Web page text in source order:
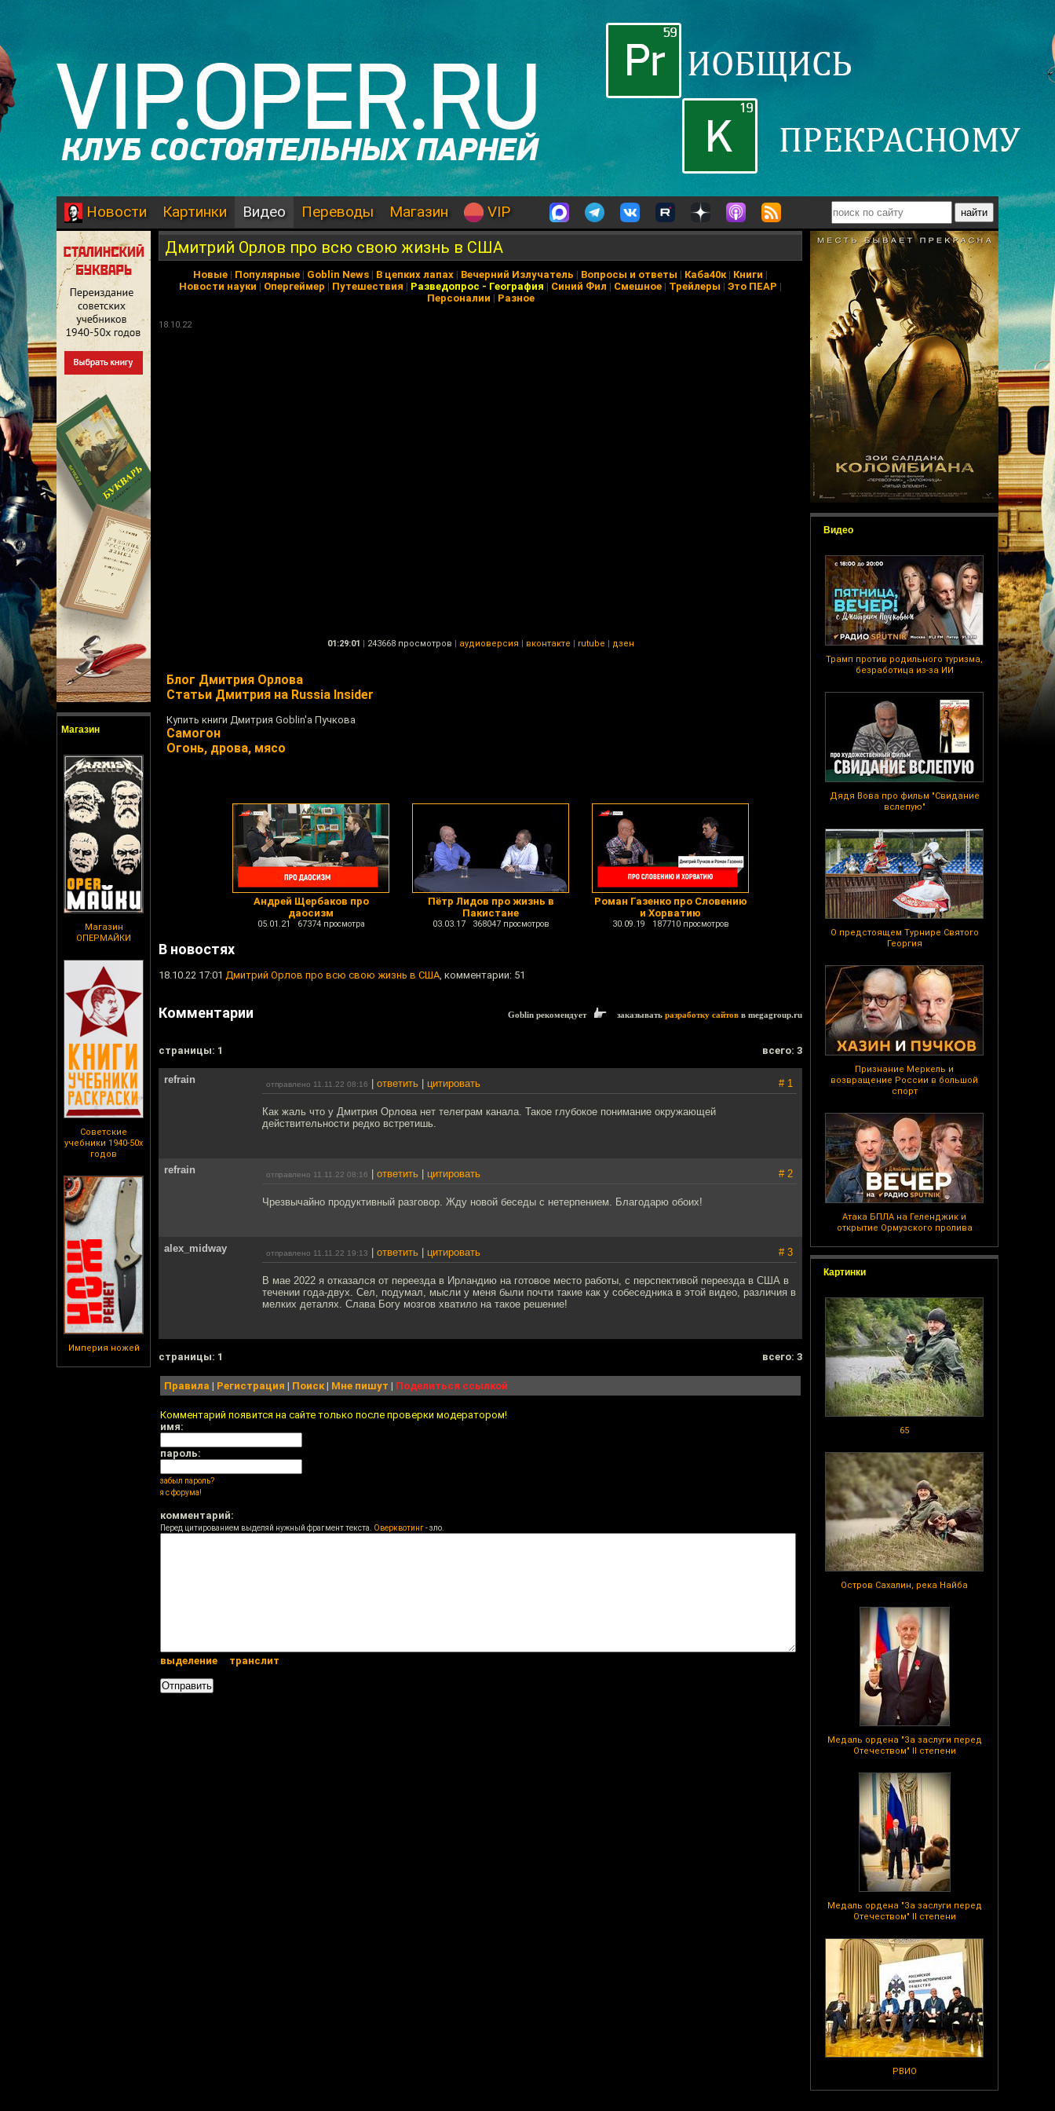
Новости Картинки Видео Переводы Магазин VIP
Магазин
Магазин
ОПЕРМАЙКИ
Советские
учебники 1940-50х
годов
Империя ножей
Видео
Трамп против родильного туризма,
безработица из-за ИИ
Дядя Вова про фильм "Свидание
вслепую"
О предстоящем Турнире Святого
Георгия
Признание Меркель и
возвращение России в большой
спорт
Атака БПЛА на Геленджик и
открытие Ормузского пролива
Картинки
65
Остров Сахалин, река Найба
Медаль ордена "За заслуги перед
Отечеством" II степени
Медаль ордена "За заслуги перед
Отечеством" II степени
РВИО
Дмитрий Орлов про всю свою жизнь в США
Новые | Популярные | Goblin News | В цепких лапах | Вечерний Излучатель | Вопросы и ответы | Каба40к| Книги |
Новости науки | Опергеймер | Путешествия | Разведопрос - География | Синий Фил | Смешное | Трейлеры | Это ПЕАР |
Персоналии | Разное
18.10.22
01:29:01 | 243668 просмотров | аудиоверсия | вконтакте | rutube | дзен
Блог Дмитрия Орлова
Статьи Дмитрия на Russia Insider
Купить книги Дмитрия Goblin'а Пучкова
Самогон
Огонь, дрова, мясо
Андрей Щербаков про
даосизм
05.01.21 67374 просмотра
Пётр Лидов про жизнь в
Пакистане
03.03.17 368047 просмотров
Роман Газенко про Словению
и Хорватию
30.09.19 187710 просмотров
В новостях
18.10.22 17:01 Дмитрий Орлов про всю свою жизнь в США, комментарии: 51
Комментарии Goblin рекомендует заказывать разработку сайтов в megagroup.ru
cтраницы: 1 всего: 3
refrain отправлено 11.11.22 08:16 ответить цитировать # 1
Как жаль что у Дмитрия Орлова нет телеграм канала. Такое глубокое понимание окружающей
действительности редко встретишь.
refrain отправлено 11.11.22 08:16 ответить цитировать # 2
Чрезвычайно продуктивный разговор. Жду новой беседы с нетерпением. Благодарю обоих!
alex_midway отправлено 11.11.22 19:13 ответить цитировать # 3
В мае 2022 я отказался от переезда в Ирландию на готовое место работы, с перспективой переезда в США в
течении года-двух. Сел, подумал, мысли у меня были почти такие как у собеседника в этой видео, различия в
мелких деталях. Слава Богу мозгов хватило на такое решение!
cтраницы: 1 всего: 3
Правила | Регистрация | Поиск| Мне пишут | Поделиться ссылкой
Комментарий появится на сайте только после проверки модератором!
имя:
пароль:
забыл пароль?
я с форума!
комментарий:
Перед цитированием выделяй нужный фрагмент текста. Оверквотинг- зло.
выделение транслит